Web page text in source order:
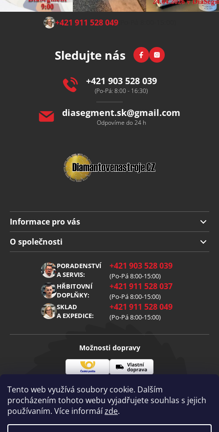
Tento web využívá soubory cookie. Dalším
procházením tohoto webu vyjadřujete souhlas s jejich
používaním. Více informáízde.
Z +421 911 528 049(Po-Pá 8:00-15:00)
Sledujte nás FacebookInstagram
+421 903 528 039
(Po-Pá: 8:00 - 16:30)
diasegment.sk@gmail.com
Odpovíme do 24 h
Informace pro vás
Doprava a platba
Obchodní podmínky
Reklamace
Zpracování osobních údajů
O společnosti
PORADENSTVÍ
A SERVIS:
+421 903 528 039
(Po-Pá 8:00-15:00)
HŘBITOVNÍ
DOPLŇKY:
+421 911 528 037
(Po-Pá 8:00-15:00)
SKLAD
A EXPEDICE:
+421 911 528 049
(Po-Pá 8:00-15:00)
Možnosti dopravy
pošta
doprava
Visa Mastercard